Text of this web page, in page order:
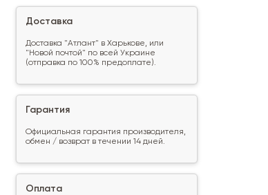
Доставка
Доставка "Атлант" в Харькове, или
"Новой почтой" по всей Украине
(отправка по 100% предоплате).
Гарантия
Официальная гарантия производителя,
обмен / возврат в течении 14 дней.
Оплата